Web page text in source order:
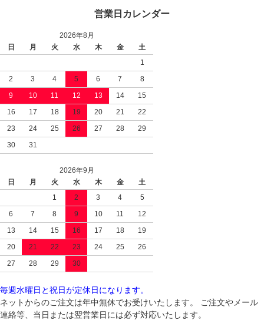
営業日カレンダー
2026年8月
日
月 火 水 木 金
土
1
2
3 4 5 6 7
8
9
10 11 12 13 14
15
16
17 18 19 20 21
22
23
24 25 26 27 28
29
30
31
2026年9月
日
月 火 水 木 金
土
1
2 3 4
5
6
7 8 9 10 11
12
13
14 15 16 17 18
19
20
21 22 23 24 25
26
27
28 29 30
毎週水曜日と祝日が定休日になります。
ネットからのご注文は年中無休でお受けいたします。 ご注文やメール
連絡等、当日または翌営業日には必ず対応いたします。